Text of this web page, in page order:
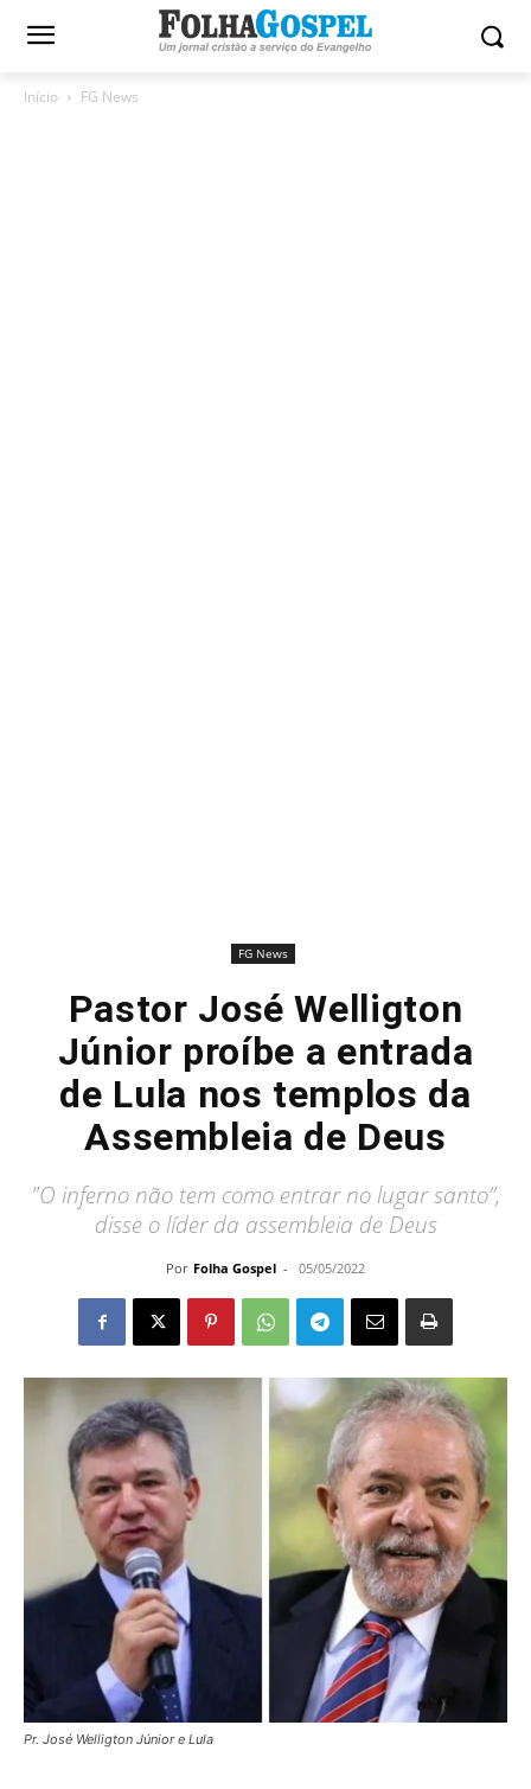
Início FG News
FG News
Pastor José Welligton
Júnior proíbe a entrada
de Lula nos templos da
Assembleia de Deus
"O inferno não tem como entrar no lugar santo”,
disse o líder da assembleia de Deus
Por Folha Gospel - 05/05/2022
Pr. José Welligton Júnior e Lula